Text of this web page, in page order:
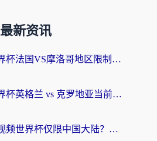
最新资讯
在国外看世界杯法国VS摩洛哥地区限制？这篇指南让你流畅看中文解说无压力
在国外看世界杯英格兰 vs 克罗地亚当前地区不可播放？这篇指南帮你搞定所有海外观赛难题
在海外看央视频世界杯仅限中国大陆？这篇指南帮你解锁中文解说+无卡顿直播